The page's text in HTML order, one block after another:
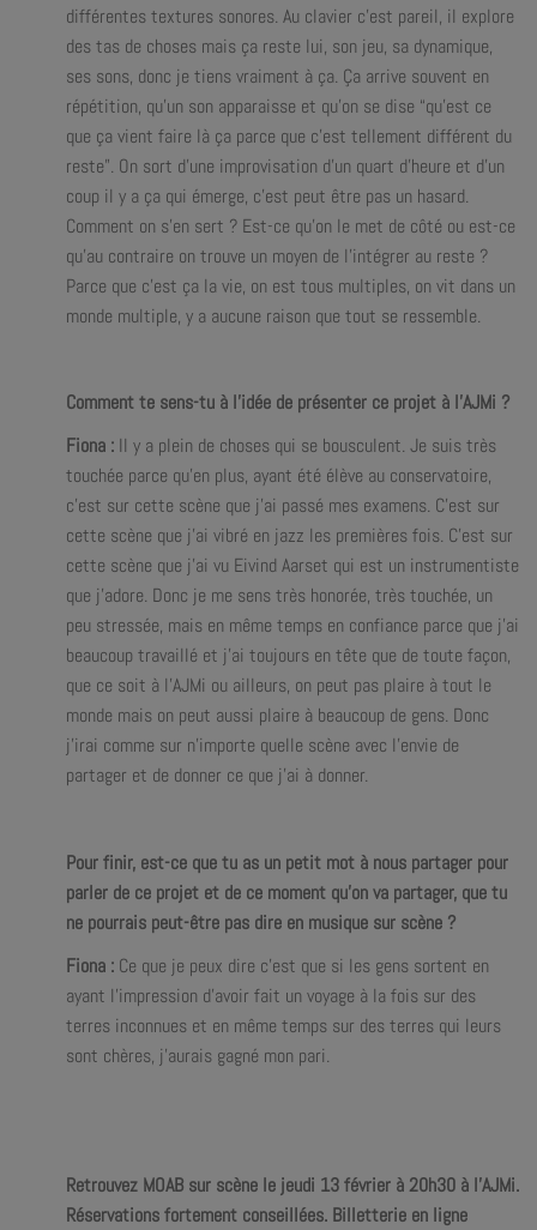
différentes textures sonores. Au clavier c’est pareil, il explore
des tas de choses mais ça reste lui, son jeu, sa dynamique,
ses sons, donc je tiens vraiment à ça. Ça arrive souvent en
répétition, qu’un son apparaisse et qu’on se dise “qu’est ce
que ça vient faire là ça parce que c’est tellement différent du
reste”. On sort d’une improvisation d’un quart d’heure et d’un
coup il y a ça qui émerge, c’est peut être pas un hasard.
Comment on s’en sert ? Est-ce qu’on le met de côté ou est-ce
qu’au contraire on trouve un moyen de l’intégrer au reste ?
Parce que c’est ça la vie, on est tous multiples, on vit dans un
monde multiple, y a aucune raison que tout se ressemble.
Comment te sens-tu à l’idée de présenter ce projet à l’AJMi ?
Fiona : Il y a plein de choses qui se bousculent. Je suis très
touchée parce qu’en plus, ayant été élève au conservatoire,
c’est sur cette scène que j’ai passé mes examens. C’est sur
cette scène que j’ai vibré en jazz les premières fois. C’est sur
cette scène que j’ai vu Eivind Aarset qui est un instrumentiste
que j’adore. Donc je me sens très honorée, très touchée, un
peu stressée, mais en même temps en confiance parce que j’ai
beaucoup travaillé et j’ai toujours en tête que de toute façon,
que ce soit à l’AJMi ou ailleurs, on peut pas plaire à tout le
monde mais on peut aussi plaire à beaucoup de gens. Donc
j’irai comme sur n’importe quelle scène avec l’envie de
partager et de donner ce que j’ai à donner.
Pour finir, est-ce que tu as un petit mot à nous partager pour
parler de ce projet et de ce moment qu’on va partager, que tu
ne pourrais peut-être pas dire en musique sur scène ?
Fiona : Ce que je peux dire c’est que si les gens sortent en
ayant l’impression d’avoir fait un voyage à la fois sur des
terres inconnues et en même temps sur des terres qui leurs
sont chères, j’aurais gagné mon pari.
Retrouvez MOAB sur scène le jeudi 13 février à 20h30 à l’AJMi.
Réservations fortement conseillées. Billetterie en ligne